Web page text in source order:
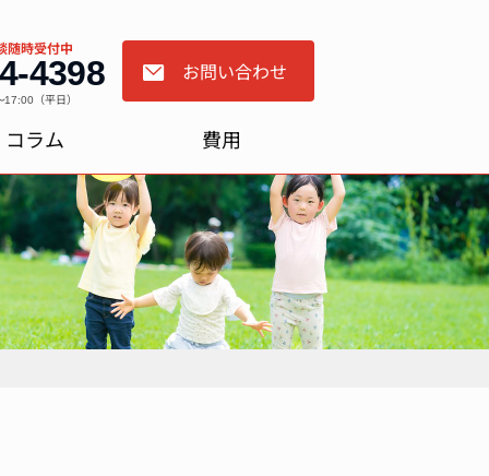
随時受付中
4398
（平日）
お問い合わせ
コラム 費用